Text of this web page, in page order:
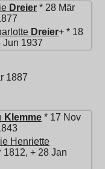
Dreier * 28 Mär
Dreier+ * 18
Jun 1937
1887
Klemme * 17 Nov
Henriette
1812, + 28 Jan